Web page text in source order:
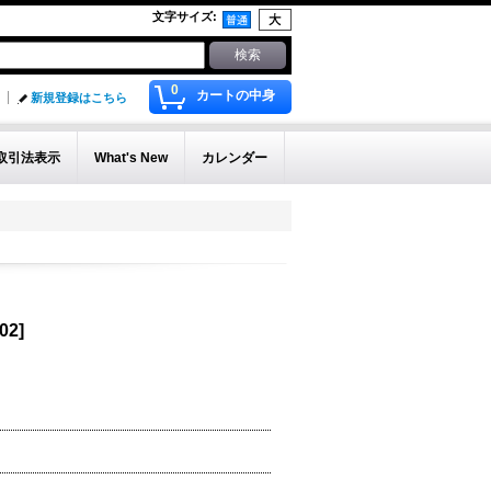
文字サイズ:
0 カートの中身
新規登録はこちら
引法表示 What's New カレンダー
]